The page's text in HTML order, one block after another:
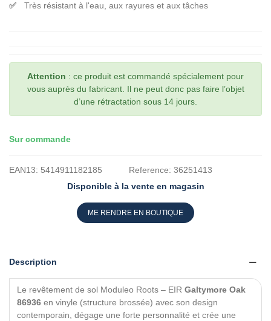
Très résistant à l'eau, aux rayures et aux tâches
Attention : ce produit est commandé spécialement pour
vous auprès du fabricant. Il ne peut donc pas faire l’objet
d’une rétractation sous 14 jours.
Sur commande
EAN13: 5414911182185 Reference: 36251413
Disponible à la vente en magasin
ME RENDRE EN BOUTIQUE
Description
Le revêtement de sol Moduleo Roots – EIR Galtymore Oak
86936 en vinyle (structure brossée) avec son design
contemporain, dégage une forte personnalité et crée une